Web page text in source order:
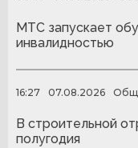
МТС запускает
инвалидностью
16:27 07.08.2026
В строительной
полугодия